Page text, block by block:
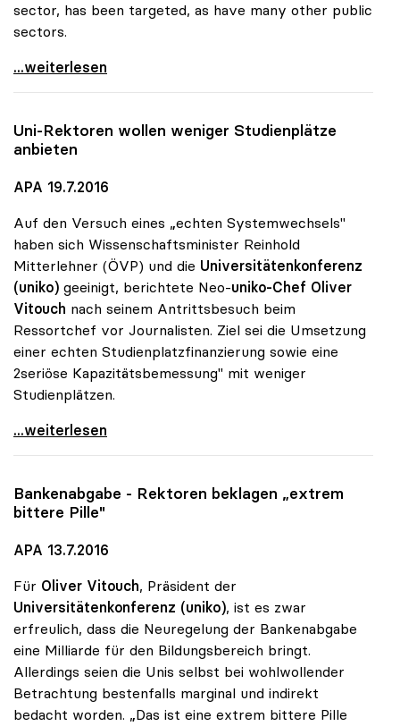
sector, has been targeted, as have many other public
sectors.
uniko verurteilt Entlassungen an türkischen
...weiterlesen
Uni-Rektoren wollen weniger Studienplätze
anbieten
APA 19.7.2016
Auf den Versuch eines „echten Systemwechsels"
haben sich Wissenschaftsminister Reinhold
Mitterlehner (ÖVP) und die Universitätenkonferenz
(uniko) geeinigt, berichtete Neo-uniko-Chef Oliver
Vitouch nach seinem Antrittsbesuch beim
Ressortchef vor Journalisten. Ziel sei die Umsetzung
einer echten Studienplatzfinanzierung sowie eine
2seriöse Kapazitätsbemessung" mit weniger
Studienplätzen.
Uni-Rektoren wollen weniger Studienplätze anbieten
...weiterlesen
Bankenabgabe - Rektoren beklagen „extrem
bittere Pille"
APA 13.7.2016
Für Oliver Vitouch, Präsident der
Universitätenkonferenz (uniko), ist es zwar
erfreulich, dass die Neuregelung der Bankenabgabe
eine Milliarde für den Bildungsbereich bringt.
Allerdings seien die Unis selbst bei wohlwollender
Betrachtung bestenfalls marginal und indirekt
bedacht worden. „Das ist eine extrem bittere Pille